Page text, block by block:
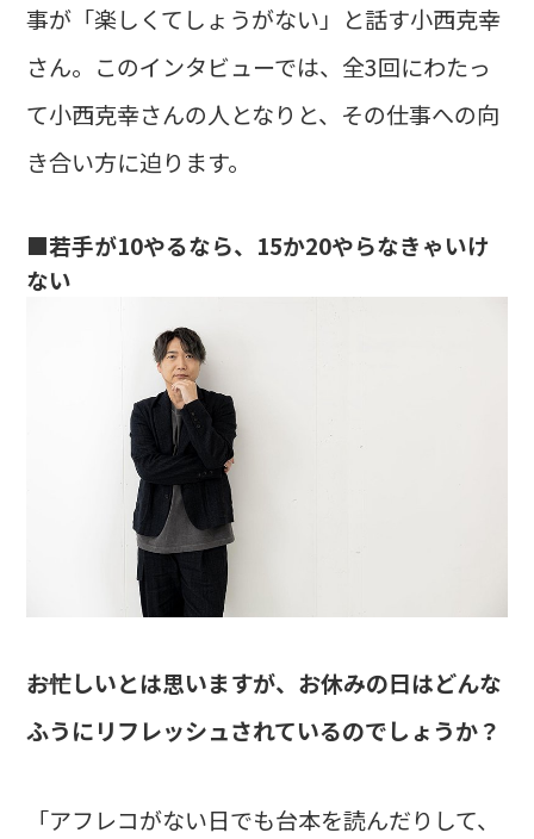
事が「楽しくてしょうがない」と話す小西克幸
さん。このインタビューでは、全3回にわたっ
て小西克幸さんの人となりと、その仕事への向
き合い方に迫ります。
■若手が10やるなら、15か20やらなきゃいけ
ない
――お忙しいとは思いますが、お休みの日はどんな
ふうにリフレッシュされているのでしょうか？
「アフレコがない日でも台本を読んだりして、